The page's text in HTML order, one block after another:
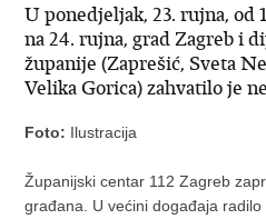
U ponedjeljak, 23. rujna, od
na 24. rujna, grad Zagreb i
županije (Zaprešić, Sveta
Velika Gorica) zahvatilo je
Foto: Ilustracija
Županijski centar 112 Zagreb
građana. U većini događaja